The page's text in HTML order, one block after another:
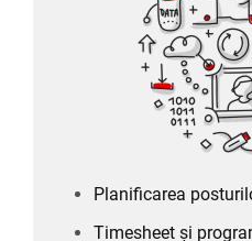
Planificarea
Timesheet și
Program